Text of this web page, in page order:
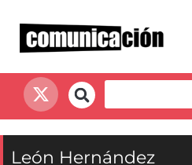
León Hernández